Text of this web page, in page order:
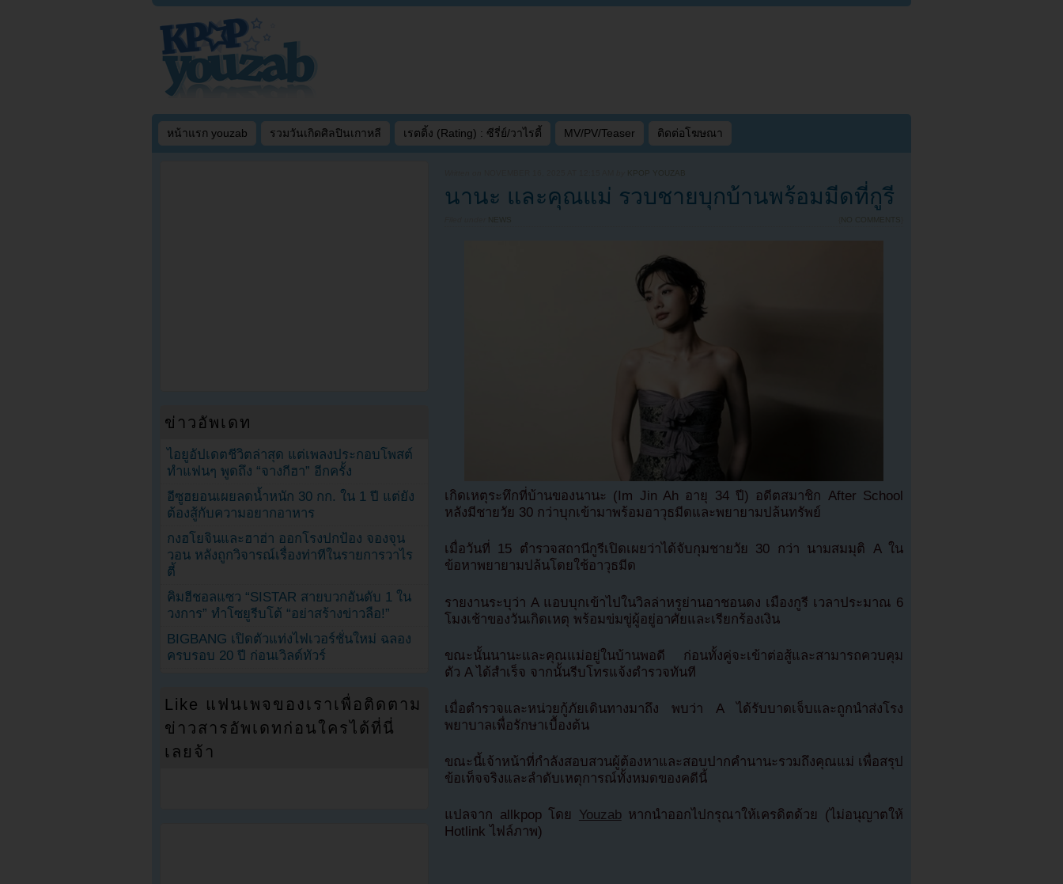
หน้าแรก youzab รวมวันเกิดศิลปินเกาหลี เรตติ้ง (Rating) : ซีรี่ย์/วาไรตี้ MV/PV/Teaser ติดต่อโฆษณา
KPOP YOUZAB
นานะ และคุณแม่ รวบชายบุกบ้านพร้อมมีดที่กูรี
NEWS NO COMMENTS
เกิดเหตุระทึกที่บ้านของนานะ (Im Jin Ah อายุ 34 ปี) อดีตสมาชิก After School
หลังมีชายวัย 30 กว่าบุกเข้ามาพร้อมอาวุธมีดและพยายามปล้นทรัพย์
เมื่อวันที่ 15 ตำรวจสถานีกูรีเปิดเผยว่าได้จับกุมชายวัย 30 กว่า นามสมมุติ A ใน
ข้อหาพยายามปล้นโดยใช้อาวุธมีด
รายงานระบุว่า A แอบบุกเข้าไปในวิลล่าหรูย่านอาชอนดง เมืองกูรี เวลาประมาณ 6
โมงเช้าของวันเกิดเหตุ พร้อมข่มขู่ผู้อยู่อาศัยและเรียกร้องเงิน
ขณะนั้นนานะและคุณแม่อยู่ในบ้านพอดี ก่อนทั้งคู่จะเข้าต่อสู้และสามารถควบคุม
ตัว A ได้สำเร็จ จากนั้นรีบโทรแจ้งตำรวจทันที
เมื่อตำรวจและหน่วยกู้ภัยเดินทางมาถึง พบว่า A ได้รับบาดเจ็บและถูกนำส่งโรง
พยาบาลเพื่อรักษาเบื้องต้น
ขณะนี้เจ้าหน้าที่กำลังสอบสวนผู้ต้องหาและสอบปากคำนานะรวมถึงคุณแม่ เพื่อสรุป
ข้อเท็จจริงและลำดับเหตุการณ์ทั้งหมดของคดีนี้
แปลจาก allkpop โดย Youzabหากนำออกไปกรุณาให้เครดิตด้วย (ไม่อนุญาตให้
Hotlink ไฟล์ภาพ)
ข่าวอัพเดท
ไอยูอัปเดตชีวิตล่าสุด แต่เพลงประกอบโพสต์
ทำแฟนๆ พูดถึง “จางกีฮา” อีกครั้ง
อีซูฮยอนเผยลดน้ำหนัก 30 กก. ใน 1 ปี แต่ยัง
ต้องสู้กับความอยากอาหาร
กงฮโยจินและฮาฮ่า ออกโรงปกป้อง จองจุน
วอน หลังถูกวิจารณ์เรื่องท่าทีในรายการวาไร
ตี้
คิมฮีชอลแซว “SISTAR สายบวกอันดับ 1 ใน
วงการ” ทำโซยูรีบโต้ “อย่าสร้างข่าวลือ!”
BIGBANG เปิดตัวแท่งไฟเวอร์ชั่นใหม่ ฉลอง
ครบรอบ 20 ปี ก่อนเวิลด์ทัวร์
Like แฟนเพจของเราเพื่อติดตาม
ข่าวสารอัพเดทก่อนใครได้ที่นี่
เลยจ้า